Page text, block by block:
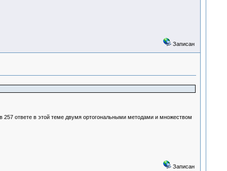
Записан
257 ответе в этой теме двумя ортогональными методами и множеством
Записан